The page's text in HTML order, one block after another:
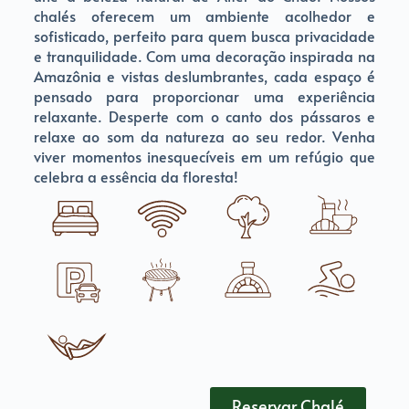
chalés oferecem um ambiente acolhedor e
sofisticado, perfeito para quem busca privacidade
e tranquilidade. Com uma decoração inspirada na
Amazônia e vistas deslumbrantes, cada espaço é
pensado para proporcionar uma experiência
relaxante. Desperte com o canto dos pássaros e
relaxe ao som da natureza ao seu redor. Venha
viver momentos inesquecíveis em um refúgio que
celebra a essência da floresta!